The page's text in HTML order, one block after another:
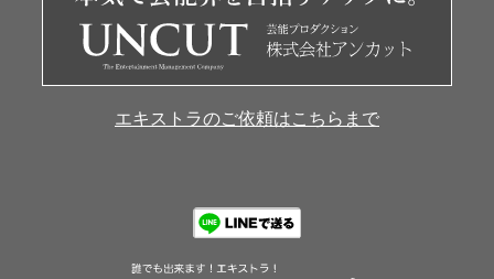
エキストラのご依頼はこちらまで